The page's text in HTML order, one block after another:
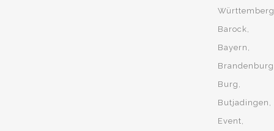
Württemberg
Barock
Bayern
Brandenburg
Burg
Butjadingen
Event